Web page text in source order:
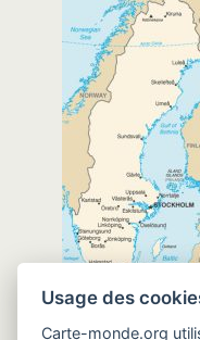
Usage des
Carte-monde.org